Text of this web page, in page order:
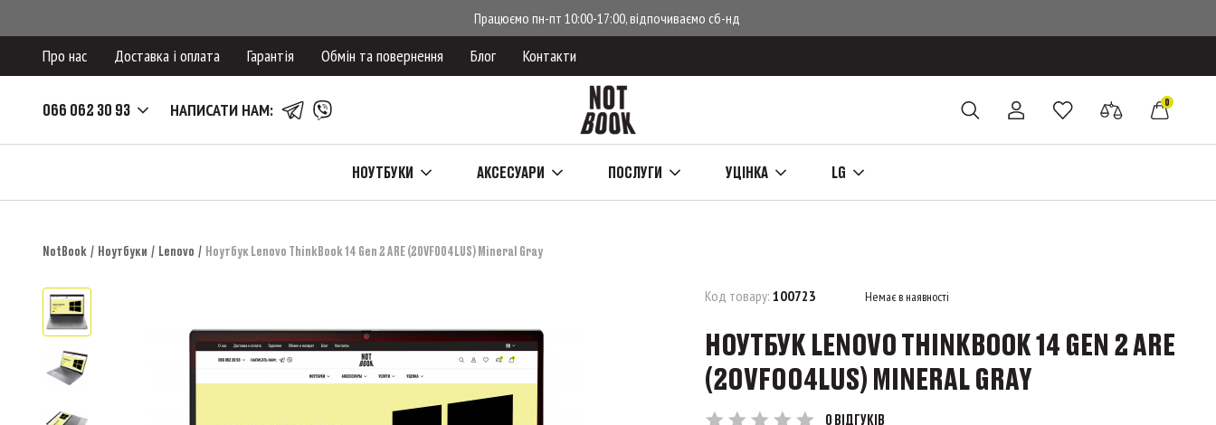
Працюємо пн-пт 10:00-17:00, відпочиваємо сб-нд
Про нас Доставка і оплата Гарантія Обмін та повернення Блог Контакти
066 062 30 93 НАПИСАТИ НАМ: 0
НОУТБУКИ АКСЕСУАРИ ПОСЛУГИ УЦІНКА LG
NotBook Ноутбуки Lenovo Ноутбук Lenovo ThinkBook 14 Gen 2 ARE (20VF004LUS) Mineral Gray
Код товару: 100723 Немає в наявності
НОУТБУК LENOVO THINKBOOK 14 GEN 2 ARE
(20VF004LUS) MINERAL GRAY
0 ВІДГУКІВ